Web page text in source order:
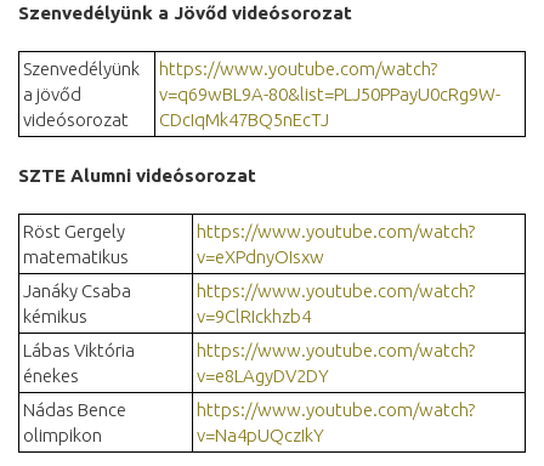
Szenvedélyünk a Jövőd videósorozat
Szenvedélyünk
a jövőd
videósorozat
https://www.youtube.com/watch?
v=q69wBL9A-80&list=PLJ50PPayU0cRg9W-
CDcIqMk47BQ5nEcTJ
SZTE Alumni videósorozat
Röst Gergely
matematikus
https://www.youtube.com/watch?
v=eXPdnyOIsxw
Janáky Csaba
kémikus
https://www.youtube.com/watch?
v=9ClRIckhzb4
Lábas Viktória
énekes
https://www.youtube.com/watch?
v=e8LAgyDV2DY
Nádas Bence
olimpikon
https://www.youtube.com/watch?
v=Na4pUQczIkY